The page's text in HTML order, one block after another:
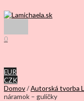
na
Menu
0
EUR
CZK
Domov/Autorská tvorba
náramok – guličky